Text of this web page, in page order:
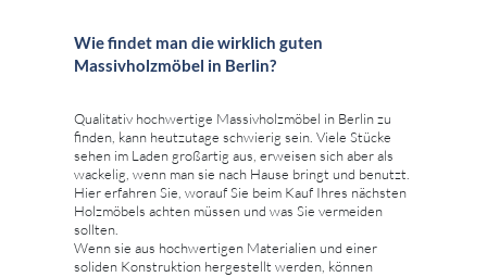
Wie findet man die wirklich guten
Massivholzmöbel in Berlin?
Qualitativ hochwertige Massivholzmöbel in Berlin zu
finden, kann heutzutage schwierig sein. Viele Stücke
sehen im Laden großartig aus, erweisen sich aber als
wackelig, wenn man sie nach Hause bringt und benutzt.
Hier erfahren Sie, worauf Sie beim Kauf Ihres nächsten
Holzmöbels achten müssen und was Sie vermeiden
sollten.
Wenn sie aus hochwertigen Materialien und einer
soliden Konstruktion hergestellt werden, können